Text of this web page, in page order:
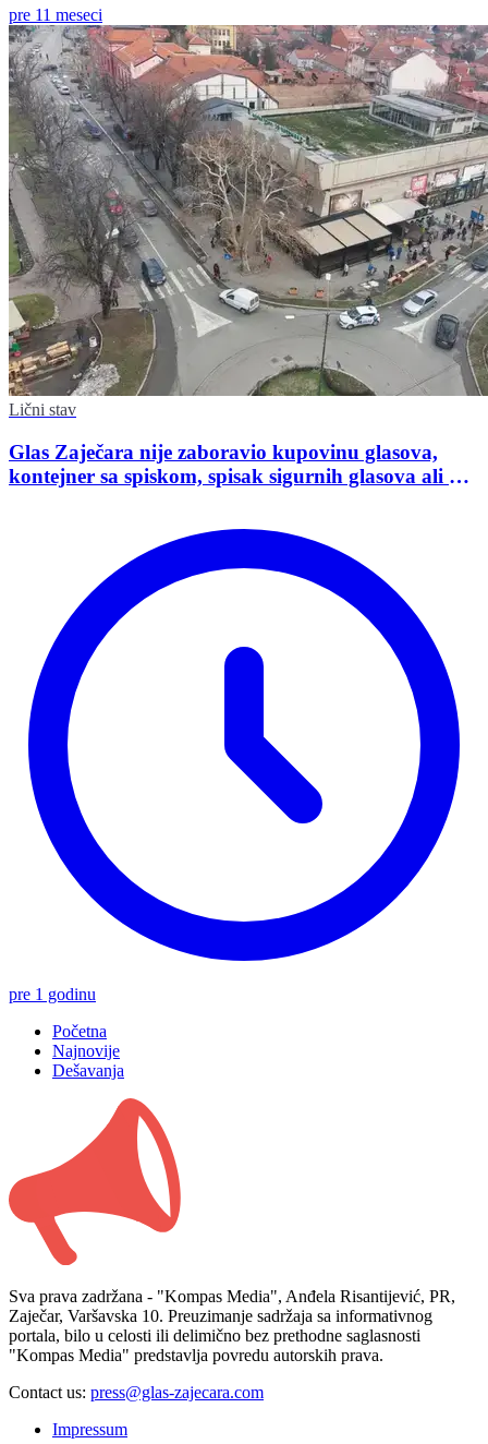
pre 11 meseci
Lični stav
Glas Zaječara nije zaboravio kupovinu glasova,
kontejner sa spiskom, spisak sigurnih glasova ali ni
pre 1 godinu
Početna
Najnovije
Dešavanja
Sva prava zadržana - "Kompas Media", Anđela Risantijević, PR,
Zaječar, Varšavska 10. Preuzimanje sadržaja sa informativnog
portala, bilo u celosti ili delimično bez prethodne saglasnosti
"Kompas Media" predstavlja povredu autorskih prava.
Contact us: press@glas-zajecara.com
Impressum